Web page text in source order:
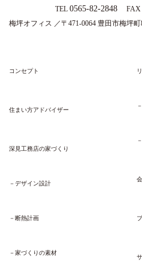
TEL 0565-82-2848FAX
梅坪オフィス ／〒471-0064 豊田市梅坪
コンセプト
住まい方アドバイザー
深見工務店の家づくり
－デザイン設計
－断熱計画
－家づくりの素材